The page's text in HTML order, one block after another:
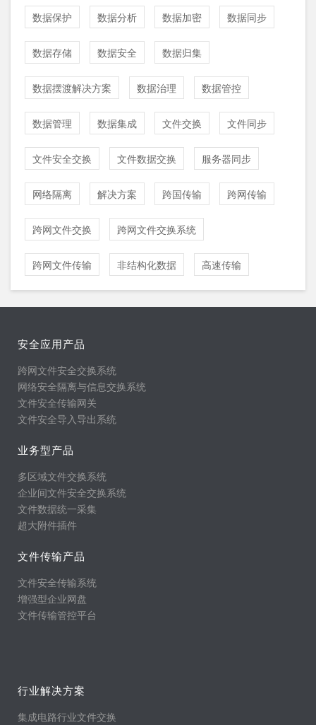
数据保护 数据分析 数据加密 数据同步
数据存储 数据安全 数据归集
数据摆渡解决方案 数据治理 数据管控
数据管理 数据集成 文件交换 文件同步
文件安全交换 文件数据交换 服务器同步
网络隔离 解决方案 跨国传输 跨网传输
跨网文件交换 跨网文件交换系统
跨网文件传输 非结构化数据 高速传输
安全应用产品
跨网文件安全交换系统
网络安全隔离与信息交换系统
文件安全传输网关
文件安全导入导出系统
业务型产品
多区域文件交换系统
企业间文件安全交换系统
文件数据统一采集
超大附件插件
文件传输产品
文件安全传输系统
增强型企业网盘
文件传输管控平台
行业解决方案
集成电路行业文件交换